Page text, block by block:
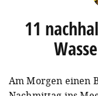
11
Am Morgen einen